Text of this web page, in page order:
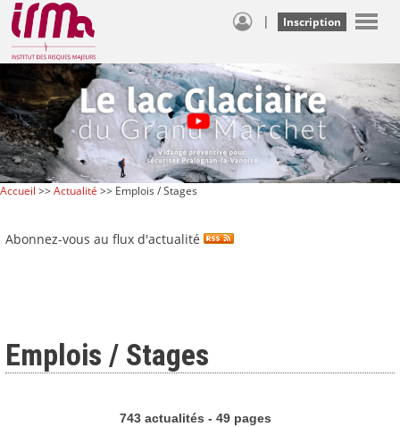
| Inscription
Accueil >>Actualité >> Emplois / Stages
Abonnez-vous au flux d'actualité
Emplois / Stages
743 actualités - 49 pages